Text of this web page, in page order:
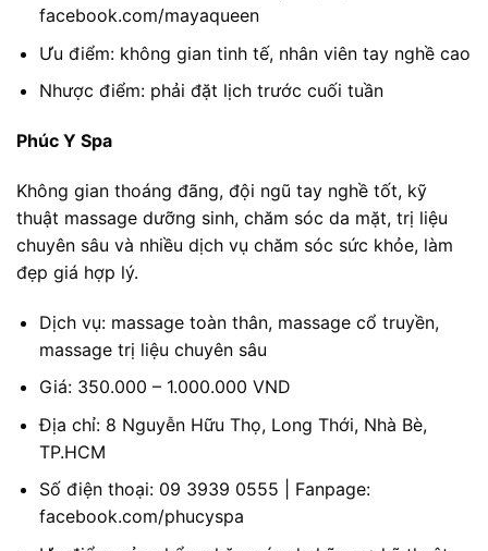
facebook.com/mayaqueen
Ưu điểm: không gian tinh tế, nhân viên tay nghề cao
Nhược điểm: phải đặt lịch trước cuối tuần
Phúc Y Spa
Không gian thoáng đãng, đội ngũ tay nghề tốt, kỹ
thuật massage dưỡng sinh, chăm sóc da mặt, trị liệu
chuyên sâu và nhiều dịch vụ chăm sóc sức khỏe, làm
đẹp giá hợp lý.
Dịch vụ: massage toàn thân, massage cổ truyền,
massage trị liệu chuyên sâu
Giá: 350.000 – 1.000.000 VND
Địa chỉ: 8 Nguyễn Hữu Thọ, Long Thới, Nhà Bè,
TP.HCM
Số điện thoại: 09 3939 0555 | Fanpage:
facebook.com/phucyspa